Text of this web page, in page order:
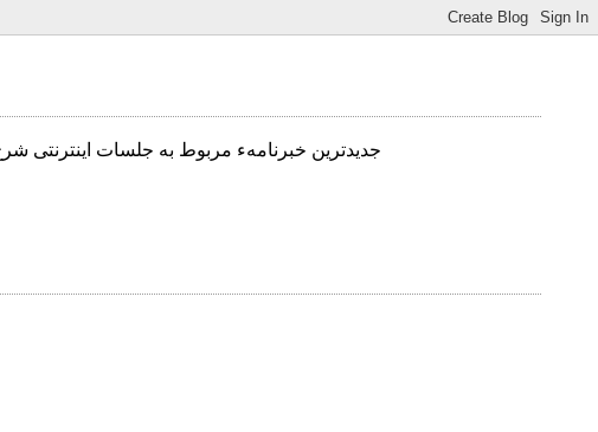
جدیدترین خبرنامهء مربوط به جلسات اینترنتی